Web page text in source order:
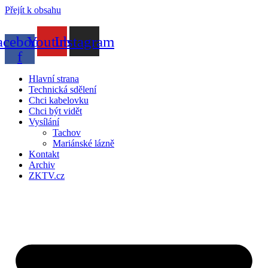
Přejít k obsahu
f
YoutubeInstagram
Hlavní strana
Technická sdělení
Chci kabelovku
Chci být vidět
Vysílání
Tachov
Mariánské lázně
Kontakt
Archiv
ZKTV.cz